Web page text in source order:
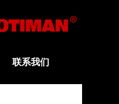
联系我们